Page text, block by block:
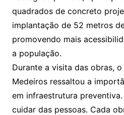
quadrados de concreto
implantação de 52 metros
promovendo mais
a população.
Durante a visita das obras,
Medeiros ressaltou a
em infraestrutura
cuidar das pessoas. Cada